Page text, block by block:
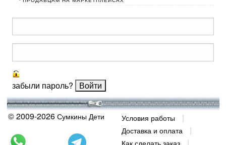
забыли пароль?
© 2009-2026 Сумкины Дети
Условия работы
Доставка и оплата